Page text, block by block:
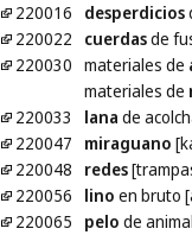
220016
desperdicios
220022
cuerdasde
220030 materiales de
materiales de
220033
lana de
220047
miraguano
220048
redes
220056
lino en bruto
220065
pelo de